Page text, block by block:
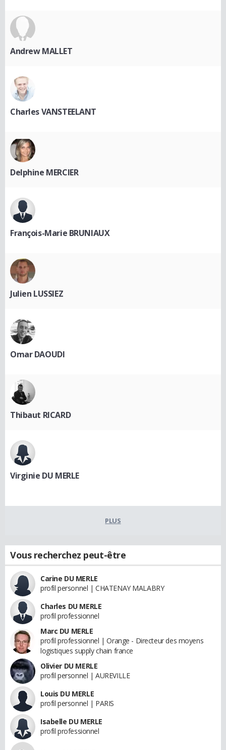
Andrew MALLET
Charles VANSTEELANT
Delphine MERCIER
François-Marie BRUNIAUX
Julien LUSSIEZ
Omar DAOUDI
Thibaut RICARD
Virginie DU MERLE
PLUS
Vous recherchez peut-être
Carine DU MERLE
profil personnel | CHATENAY MALABRY
Charles DU MERLE
profil professionnel
Marc DU MERLE
profil professionnel | Orange - Directeur des moyens
logistiques supply chain france
Olivier DU MERLE
profil personnel | AUREVILLE
Louis DU MERLE
profil personnel | PARIS
Isabelle DU MERLE
profil professionnel